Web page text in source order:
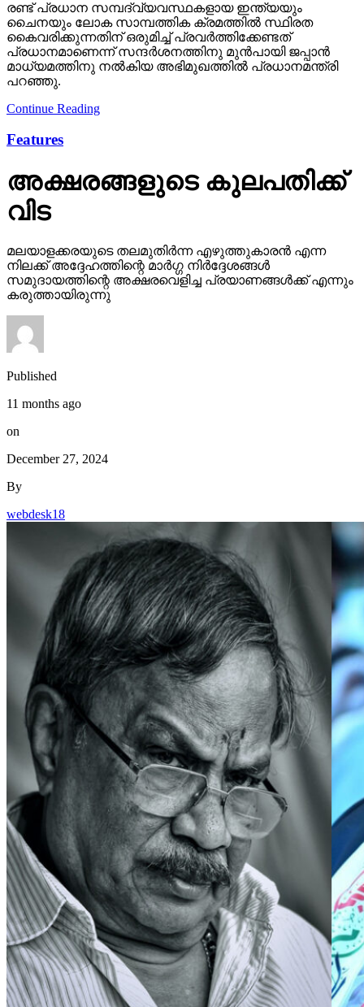
മാധ്യമത്തിനു നൽകിയ അഭിമുഖത്തിൽ പ്രധാനമന്ത്രി
പറഞ്ഞു.
Continue Reading
Features
അക്ഷരങ്ങളുടെ കുലപതിക്ക്
വിട
മലയാളക്കരയുടെ തലമുതിര്‍ന്ന എഴുത്തുകാരന്‍ എന്ന
നിലക്ക് അദ്ദേഹത്തിന്റെ മാര്‍ഗ്ഗ നിര്‍ദ്ദേശങ്ങള്‍
സമുദായത്തിന്റെ അക്ഷരവെളിച്ച പ്രയാണങ്ങള്‍ക്ക് എന്നും
Published
11 months ago
on
December 27, 2024
By
webdesk18
സഫാരി സൈനുല്‍ ആബിദീന്‍
മലയാളിയുടെ ഹൃദയാന്തരീക്ഷത്തില്‍ അര്‍ത്ഥദീര്‍ഘമായ